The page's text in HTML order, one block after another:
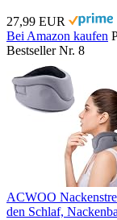
27,99 EUR
Bei Amazon kaufen
Bestseller Nr. 8
ACWOO
den Schlaf,